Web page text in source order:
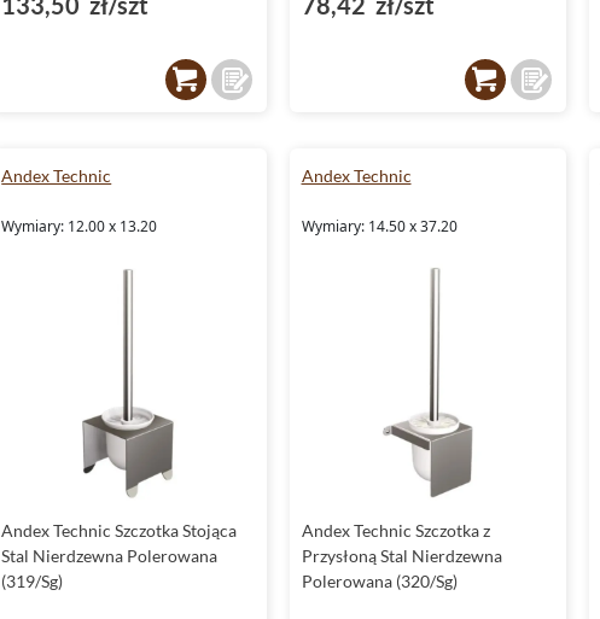
Andex Technic
Wymiary: 12.00 x 13.20
Andex Technic Szczotka Stojąca
Stal Nierdzewna Polerowana
(319/Sg)
Andex Technic
Wymiary: 14.50 x 37.20
Andex Technic Szczotka z
Przysłoną Stal Nierdzewna
Polerowana (320/Sg)